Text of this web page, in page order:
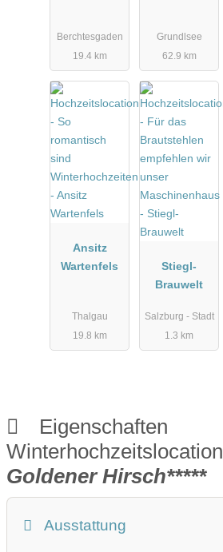
Berchtesgaden
19.4 km
Grundlsee
62.9 km
Ansitz
Wartenfels
Thalgau
19.8 km
Stiegl-
Brauwelt
Salzburg - Stadt
1.3 km
Eigenschaften
Winterhochzeitslocation
Goldener Hirsch*****
Ausstattung